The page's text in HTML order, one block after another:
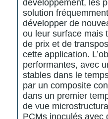
développement, les
solution
développer de
ou leur surface mais
de prix et de
cette application.
performantes, avec
stables dans le
par un composite
dans un premier
de vue
PCMs inoculés avec